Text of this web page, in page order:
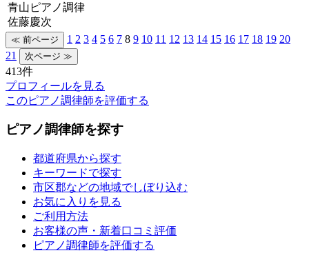
青山ピアノ調律
佐藤慶次
1 2 3 4 5 6 7 8 9 10 11 12 13 14 15 16 17 18 19 20
21
413件
プロフィールを見る
このピアノ調律師を評価する
ピアノ調律師を探す
都道府県から探す
キーワードで探す
市区郡などの地域でしぼり込む
お気に入りを見る
ご利用方法
お客様の声・新着口コミ評価
ピアノ調律師を評価する